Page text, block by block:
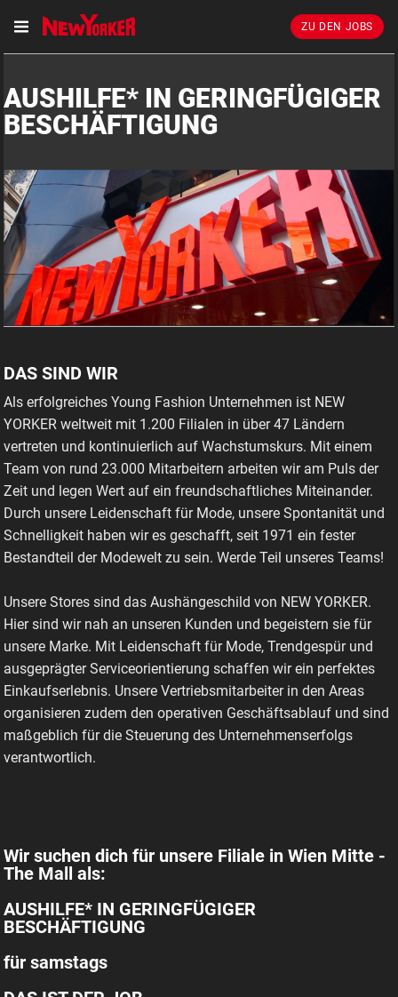
ZU DEN JOBS
AUSHILFE* IN GERINGFÜGIGER
BESCHÄFTIGUNG
DAS SIND WIR
Als erfolgreiches Young Fashion Unternehmen ist NEW
YORKER weltweit mit 1.200 Filialen in über 47 Ländern
vertreten und kontinuierlich auf Wachstumskurs. Mit einem
Team von rund 23.000 Mitarbeitern arbeiten wir am Puls der
Zeit und legen Wert auf ein freundschaftliches Miteinander.
Durch unsere Leidenschaft für Mode, unsere Spontanität und
Schnelligkeit haben wir es geschafft, seit 1971 ein fester
Bestandteil der Modewelt zu sein. Werde Teil unseres Teams!
Unsere Stores sind das Aushängeschild von NEW YORKER.
Hier sind wir nah an unseren Kunden und begeistern sie für
unsere Marke. Mit Leidenschaft für Mode, Trendgespür und
ausgeprägter Serviceorientierung schaffen wir ein perfektes
Einkaufserlebnis. Unsere Vertriebsmitarbeiter in den Areas
organisieren zudem den operativen Geschäftsablauf und sind
maßgeblich für die Steuerung des Unternehmenserfolgs
verantwortlich.
Wir suchen dich für unsere Filiale in Wien Mitte -
The Mall als:
AUSHILFE* IN GERINGFÜGIGER
BESCHÄFTIGUNG
für samstags